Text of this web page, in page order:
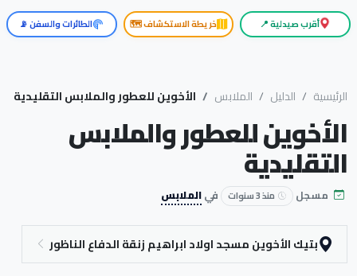
أقرب صيدلية 📍 خريطة الاستكشاف 🗺️ الطائرات والسفن 📡
الرئيسية الدليل الملابس الأخوين للعطور والملابس التقليدية
الأخوين للعطور والملابس
التقليدية
مسجل منذ 3 سنوات فيالملابس
بتيك الأخوين مسجد اولاد ابراهيم زنقة الدفاع الناظور